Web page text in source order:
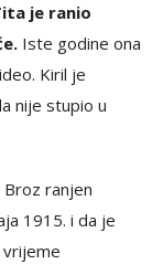
je ranio
Iste godine ona
Kiril je
nije stupio u
ranjen
1915. i da je